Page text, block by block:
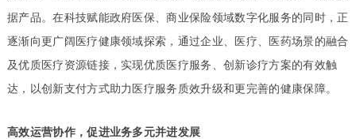
据产品。在科技赋能政府医保、商业保险领域数字化服务的同时，正
逐渐向更广阔医疗健康领域探索，通过企业、医疗、医药场景的融合
及优质医疗资源链接，实现优质医疗服务、创新诊疗方案的有效触
达，以创新支付方式助力医疗服务质效升级和更完善的健康保障。
高效运营协作，促进业务多元并进发展